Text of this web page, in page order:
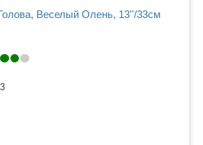
Веселый Олень, 13''/33см